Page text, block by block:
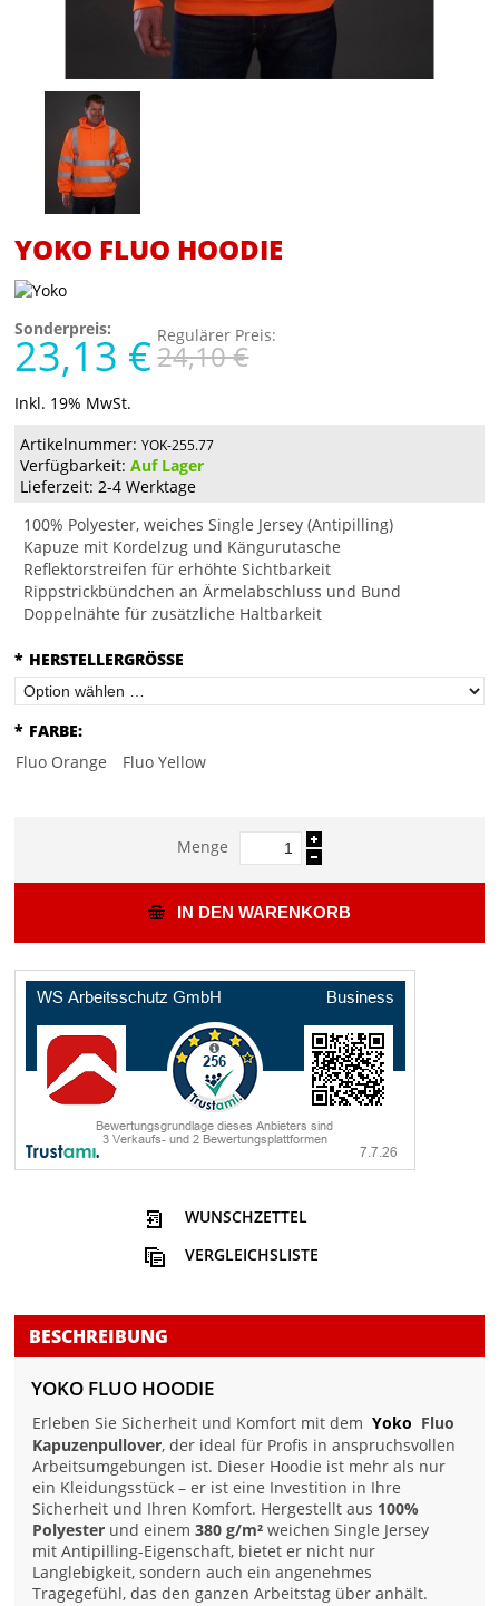
YOKO FLUO HOODIE
Sonderpreis:
23,13 € Regulärer Preis:
24,10 €
Inkl. 19% MwSt.
Artikelnummer: YOK-255.77
Verfügbarkeit:Auf Lager
Lieferzeit: 2-4 Werktage
100% Polyester, weiches Single Jersey (Antipilling)
Kapuze mit Kordelzug und Kängurutasche
Reflektorstreifen für erhöhte Sichtbarkeit
Rippstrickbündchen an Ärmelabschluss und Bund
Doppelnähte für zusätzliche Haltbarkeit
* HERSTELLERGRÖSSE
* FARBE:
Fluo Orange
Fluo Yellow
Menge
IN DEN WARENKORB
WUNSCHZETTEL
VERGLEICHSLISTE
BESCHREIBUNG
YOKO FLUO HOODIE
Erleben Sie Sicherheit und Komfort mit dem Yoko Fluo
Kapuzenpullover, der ideal für Profis in anspruchsvollen
Arbeitsumgebungen ist. Dieser Hoodie ist mehr als nur
ein Kleidungsstück – er ist eine Investition in Ihre
Sicherheit und Ihren Komfort. Hergestellt aus 100%
Polyester und einem380 g/m² weichen Single Jersey
mit Antipilling-Eigenschaft, bietet er nicht nur
Langlebigkeit, sondern auch ein angenehmes
Tragegefühl, das den ganzen Arbeitstag über anhält.